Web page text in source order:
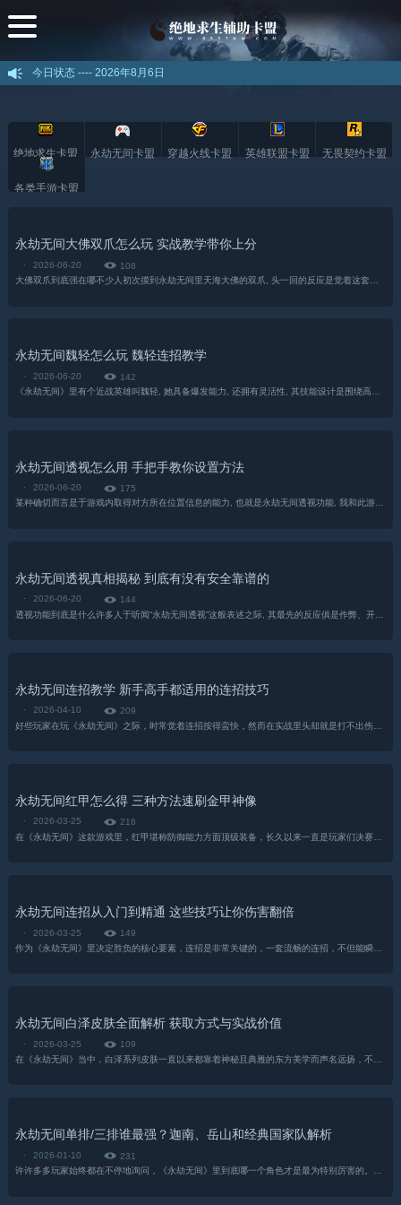
今日状态 ----2026年8月6日
绝地求生卡盟 永劫无间卡盟 穿越火线卡盟 英雄联盟卡盟 无畏契约卡盟
各类手游卡盟
永劫无间大佛双爪怎么玩 实战教学带你上分
· 2026-06-20
108
大佛双爪到底强在哪不少人初次摸到永劫无间里天海大佛的双爪, 头一回的反应是觉着这套武器搭配挺笨的, 逮不住人。可我得跟你讲, 双爪核心价值向来不是凭单次抓取去打伤害...
永劫无间魏轻怎么玩 魏轻连招教学
· 2026-06-20
142
《永劫无间》里有个近战英雄叫魏轻, 她具备爆发能力, 还拥有灵活性, 其技能设计是围绕高机动性以及连招衔接来开展的, 适合那些喜爱快节奏战斗的玩家...
永劫无间透视怎么用 手把手教你设置方法
· 2026-06-20
175
某种确切而言是于游戏内取得对方所在位置信息的能力, 也就是永劫无间透视功能, 我和此游戏结缘有两年多时长了, 这段时间见识过好些玩家, 为了能提升个人战绩...
永劫无间透视真相揭秘 到底有没有安全靠谱的
· 2026-06-20
144
永劫无间连招教学 新手高手都适用的连招技巧
· 2026-04-10
209
永劫无间红甲怎么得 三种方法速刷金甲神像
· 2026-03-25
216
永劫无间连招从入门到精通 这些技巧让你伤害翻倍
· 2026-03-25
149
永劫无间白泽皮肤全面解析 获取方式与实战价值
· 2026-03-25
109
永劫无间单排/三排谁最强？迦南、岳山和经典国家队解析
· 2026-01-10
231